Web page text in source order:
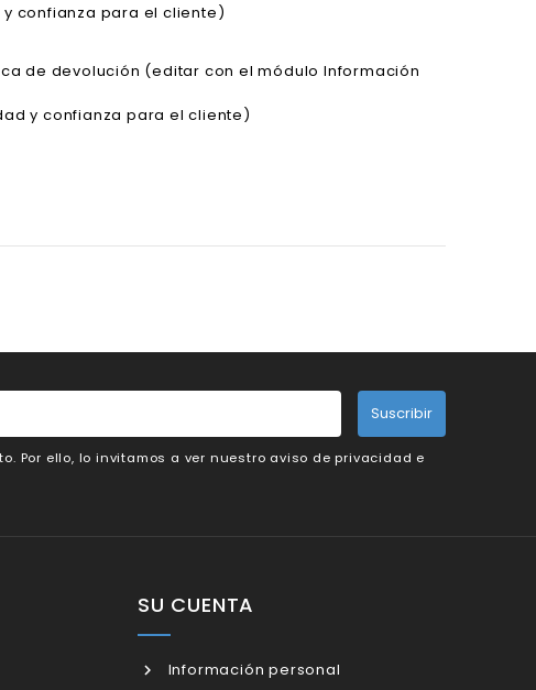
confianza para el cliente)
de devolución (editar con el módulo Información
y confianza para el cliente)
Suscribir
Por ello, lo invitamos a ver nuestro aviso de privacidad e
SU CUENTA
Información personal